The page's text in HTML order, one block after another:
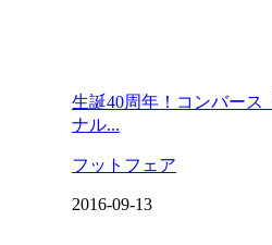
生誕40周年！コンバース
ナル...
フットフェア
2016-09-13